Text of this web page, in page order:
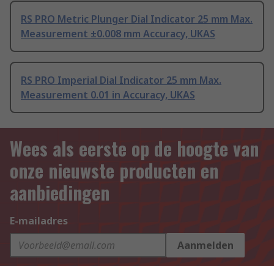
RS PRO Metric Plunger Dial Indicator 25 mm Max.
Measurement ±0.008 mm Accuracy, UKAS
RS PRO Imperial Dial Indicator 25 mm Max.
Measurement 0.01 in Accuracy, UKAS
Wees als eerste op de hoogte van
onze nieuwste producten en
aanbiedingen
E-mailadres
Aanmelden